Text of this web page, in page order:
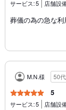
サービス:5 店舗設
葬儀の為の急な利
M.N.様 50代
5
サービス:5 店舗設